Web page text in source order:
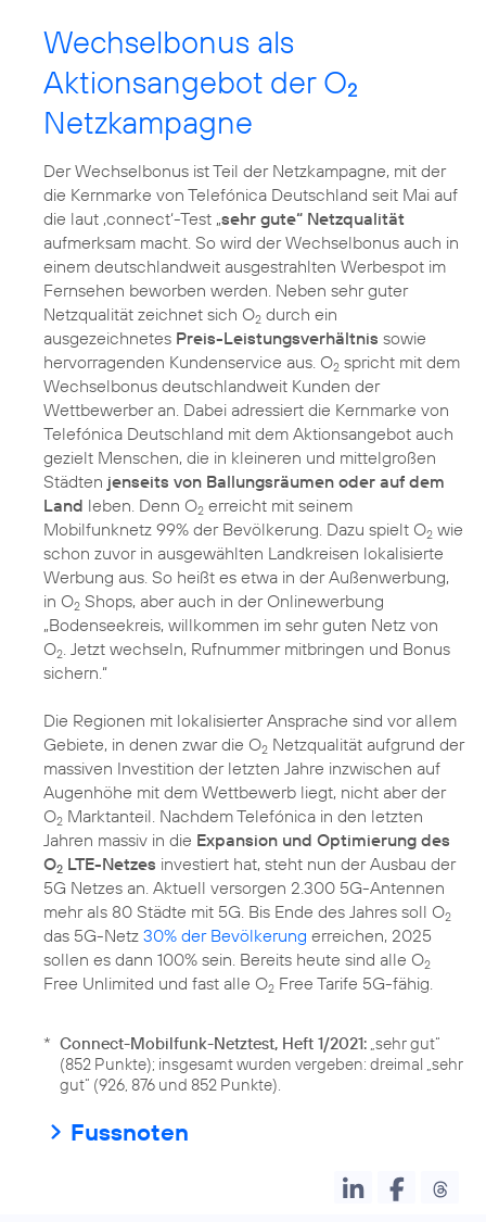
Wechselbonus als
Aktionsangebot der O2
Netzkampagne
Der Wechselbonus ist Teil der Netzkampagne, mit der
die Kernmarke von Telefónica Deutschland seit Mai auf
die laut ‚connect‘-Test „sehr gute“ Netzqualität
aufmerksam macht. So wird der Wechselbonus auch in
einem deutschlandweit ausgestrahlten Werbespot im
Fernsehen beworben werden. Neben sehr guter
Netzqualität zeichnet sich O2 durch ein
ausgezeichnetes Preis-Leistungsverhältnis sowie
hervorragenden Kundenservice aus. O2 spricht mit dem
Wechselbonus deutschlandweit Kunden der
Wettbewerber an. Dabei adressiert die Kernmarke von
Telefónica Deutschland mit dem Aktionsangebot auch
gezielt Menschen, die in kleineren und mittelgroßen
Städten jenseits von Ballungsräumen oder auf dem
Land leben. Denn O2 erreicht mit seinem
Mobilfunknetz 99% der Bevölkerung. Dazu spielt O2 wie
schon zuvor in ausgewählten Landkreisen lokalisierte
Werbung aus. So heißt es etwa in der Außenwerbung,
in O2 Shops, aber auch in der Onlinewerbung
„Bodenseekreis, willkommen im sehr guten Netz von
O2
. Jetzt wechseln, Rufnummer mitbringen und Bonus
sichern.“
Die Regionen mit lokalisierter Ansprache sind vor allem
Gebiete, in denen zwar die O2 Netzqualität aufgrund der
massiven Investition der letzten Jahre inzwischen auf
Augenhöhe mit dem Wettbewerb liegt, nicht aber der
O2 Marktanteil. Nachdem Telefónica in den letzten
Jahren massiv in die Expansion und Optimierung des
O2 LTE-Netzes investiert hat, steht nun der Ausbau der
5G Netzes an. Aktuell versorgen 2.300 5G-Antennen
mehr als 80 Städte mit 5G. Bis Ende des Jahres soll O2
das 5G-Netz 30% der Bevölkerung erreichen, 2025
sollen es dann 100% sein. Bereits heute sind alle O2
Free Unlimited und fast alle O2 Free Tarife 5G-fähig.
* Connect-Mobilfunk-Netztest, Heft 1/2021: „sehr gut“
(852 Punkte); insgesamt wurden vergeben: dreimal „sehr
gut“ (926, 876 und 852 Punkte).
Fussnoten